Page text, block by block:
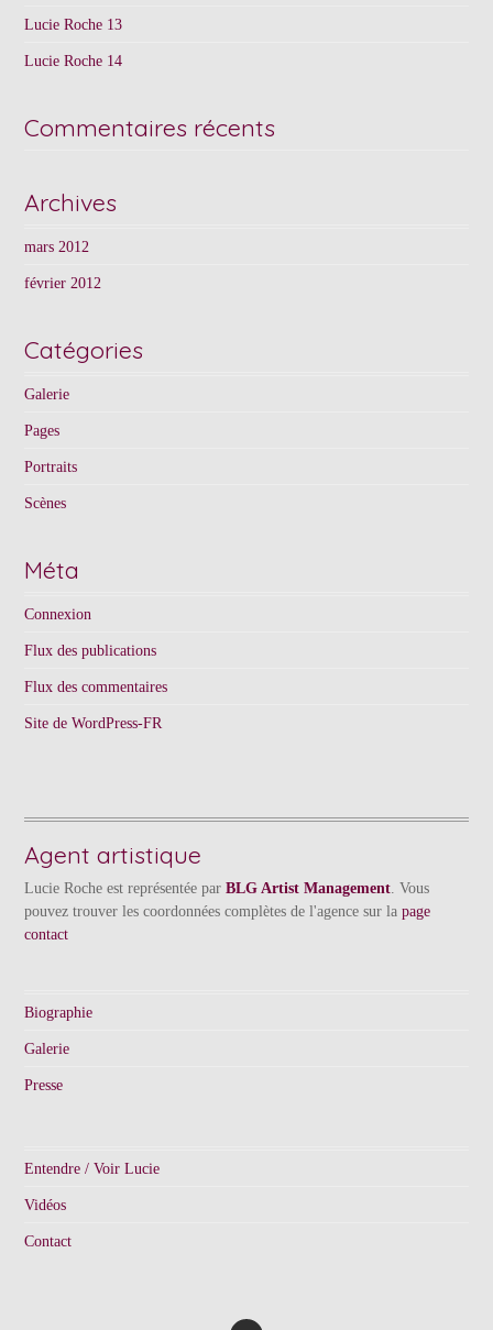
Lucie Roche 13
Lucie Roche 14
Commentaires récents
Archives
mars 2012
février 2012
Catégories
Galerie
Pages
Portraits
Scènes
Méta
Connexion
Flux des publications
Flux des commentaires
Site de WordPress-FR
Agent artistique
Lucie Roche est représentée parBLG Artist Management . Vous
pouvez trouver les coordonnées complètes de l'agence sur lapage
contact
Biographie
Galerie
Presse
Entendre / Voir Lucie
Vidéos
Contact